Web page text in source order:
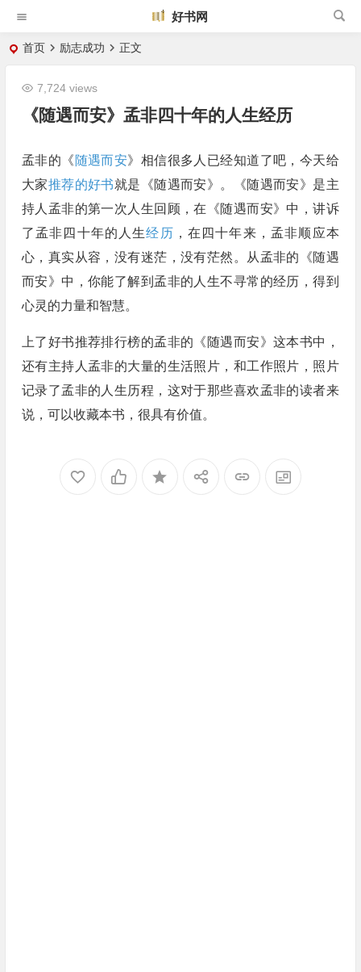
好书网
首页 励志成功 正文
《随遇而安》孟非四十年的人生经历
7,724 views
孟非的《 随遇而安》相信很多人已经知道了吧，今天给
大家推荐的好书就是《随遇而安》。《随遇而安》是主
持人孟非的第一次人生回顾，在《随遇而安》中，讲诉
了孟非四十年的人生经历 ，在四十年来，孟非顺应本
心，真实从容，没有迷茫，没有茫然。从孟非的《随遇
而安》中，你能了解到孟非的人生不寻常的经历，得到
心灵的力量和智慧。
上了好书推荐排行榜的孟非的《随遇而安》这本书中，
还有主持人孟非的大量的生活照片，和工作照片，照片
记录了孟非的人生历程，这对于那些喜欢孟非的读者来
说，可以收藏本书，很具有价值。